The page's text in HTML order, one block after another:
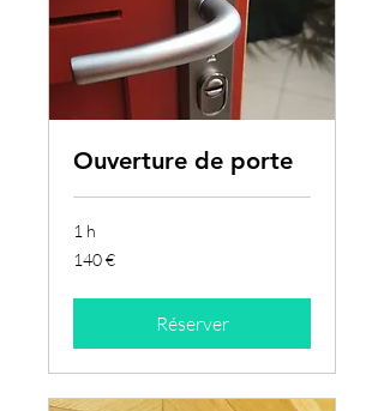
Ouverture de porte
1 h
140
euros
140 €
Réserver